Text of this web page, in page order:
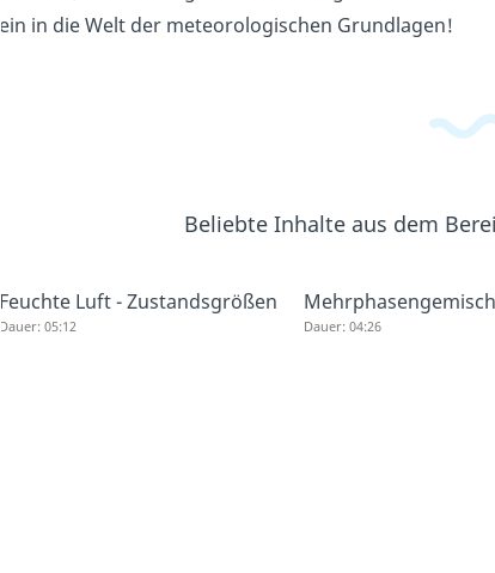
ein in die Welt der meteorologischen Grundlagen!
Beliebte Inhalte aus dem
Feuchte Luft - Zustandsgrößen
Dauer: 05:12 Dauer: 04:26